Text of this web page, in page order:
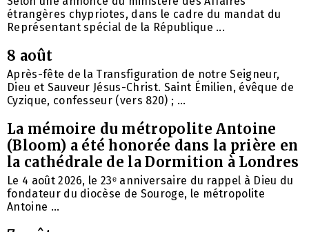
étrangères chypriotes, dans le cadre du mandat du
Représentant spécial de la République ...
8 août
Après-fête de la Transfiguration de notre Seigneur,
Dieu et Sauveur Jésus-Christ. Saint Émilien, évêque de
Cyzique, confesseur (vers 820) ; ...
La mémoire du métropolite Antoine
(Bloom) a été honorée dans la prière en
la cathédrale de la Dormition à Londres
Le 4 août 2026, le 23ᵉ anniversaire du rappel à Dieu du
fondateur du diocèse de Souroge, le métropolite
Antoine ...